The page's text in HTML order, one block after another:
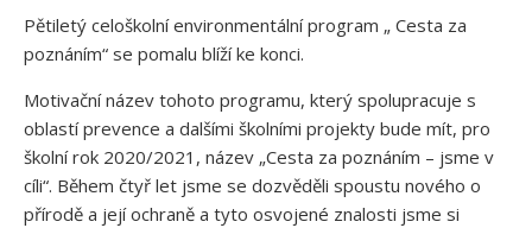
Pětiletý celoškolní environmentální program „ Cesta za
poznáním“ se pomalu blíží ke konci.
Motivační název tohoto programu, který spolupracuje s
oblastí prevence a dalšími školními projekty bude mít, pro
školní rok 2020/2021, název „Cesta za poznáním – jsme v
cíli“. Během čtyř let jsme se dozvěděli spoustu nového o
přírodě a její ochraně a tyto osvojené znalosti jsme si